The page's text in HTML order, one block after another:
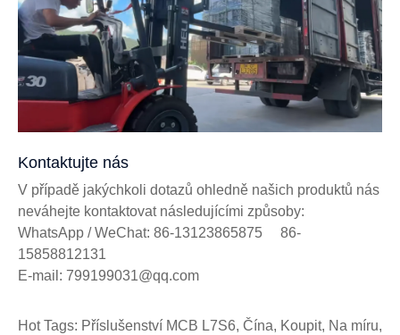
Kontaktujte nás
V případě jakýchkoli dotazů ohledně našich produktů nás
neváhejte kontaktovat následujícími způsoby:
WhatsApp / WeChat: 86-13123865875 86-
15858812131
E-mail: 799199031@qq.com
Hot Tags: Příslušenství MCB L7S6, Čína, Koupit, Na míru,